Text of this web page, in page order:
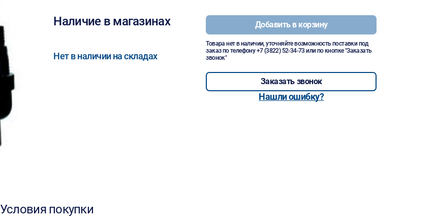
Наличие в магазинах
Нет в наличии на складах
Добавить в корзину
Товара нет в наличии, уточняйте возможность поставки под
заказ по телефону+7 (3822) 52-34-73 или по кнопке "Заказать
звонок"
Заказать звонок
Нашли ошибку?
Условия покупки